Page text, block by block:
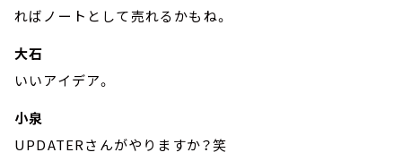
ればノートとして売れるかもね。
大石
いいアイデア。
小泉
UPDATERさんがやりますか？笑